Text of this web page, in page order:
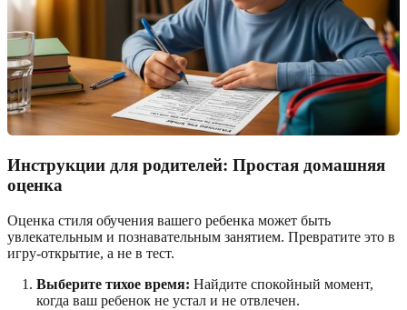
Инструкции для родителей: Простая домашняя
оценка
Оценка стиля обучения вашего ребенка может быть
увлекательным и познавательным занятием. Превратите это в
игру-открытие, а не в тест.
Выберите тихое время: Найдите спокойный момент,
когда ваш ребенок не устал и не отвлечен.